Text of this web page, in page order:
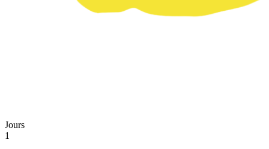
Jours
1